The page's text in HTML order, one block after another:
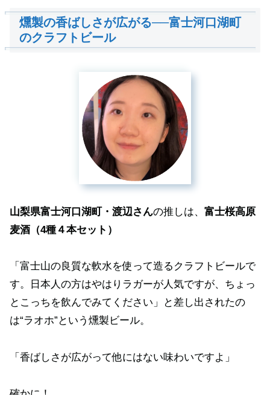
燻製の香ばしさが広がる──富士河口湖町
のクラフトビール
山梨県富士河口湖町・渡辺さんの推しは、 富士桜高原
麦酒（4種４本セット）
「富士山の良質な軟水を使って造るクラフトビールで
す。日本人の方はやはりラガーが人気ですが、ちょっ
とこっちを飲んでみてください」と差し出されたの
は“ラオホ”という燻製ビール。
「香ばしさが広がって他にはない味わいですよ」